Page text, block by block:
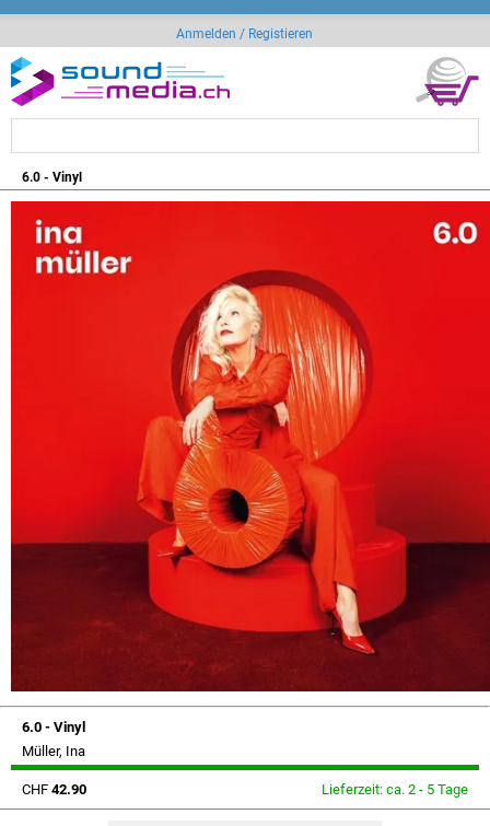
Anmelden / Registieren
6.0 - Vinyl
6.0 - Vinyl
Müller, Ina
CHF 42.90 Lieferzeit: ca. 2 - 5 Tage